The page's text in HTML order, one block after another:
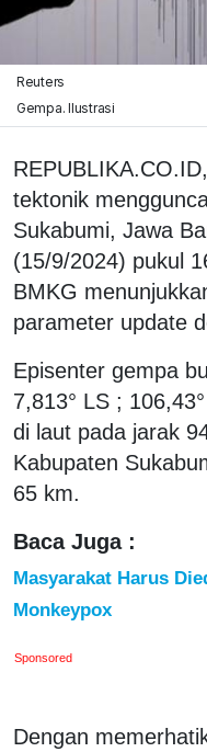
Reuters
Gempa. Ilustrasi
tektonik
Sukabumi, Jawa
(15/9/2024) pukul
BMKG
parameter update
Episenter gempa
7,813° LS ;
di laut pada jarak
Kabupaten
65 km.
Baca Juga :
Masyarakat Harus
Monkeypox
Sponsored
Dengan